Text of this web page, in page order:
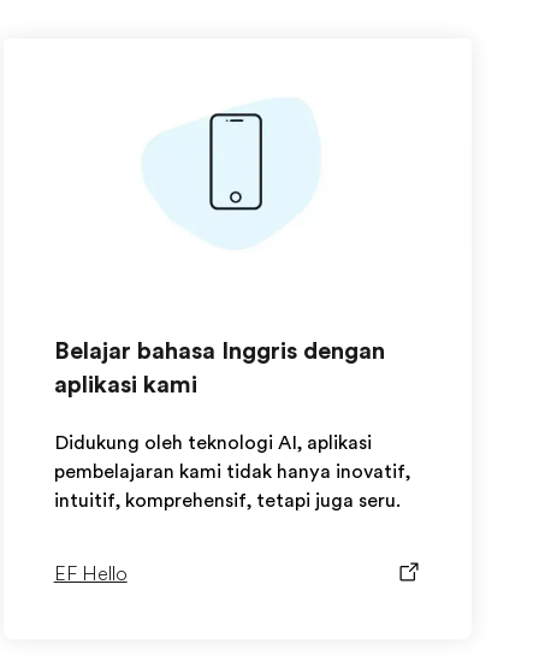
Belajar bahasa Inggris dengan
aplikasi kami
Didukung oleh teknologi AI, aplikasi
pembelajaran kami tidak hanya inovatif,
intuitif, komprehensif, tetapi juga seru.
EF Hello